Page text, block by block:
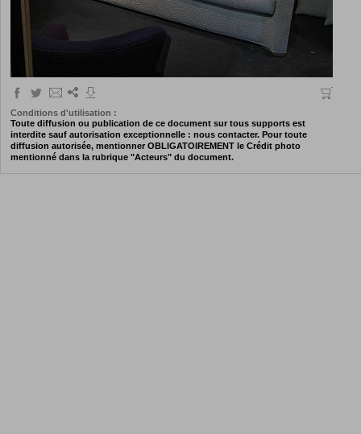
Conditions d'utilisation :
Toute diffusion ou publication de ce document sur tous supports est
interdite sauf autorisation exceptionnelle : nous contacter. Pour toute
diffusion autorisée, mentionner OBLIGATOIREMENT le Crédit photo
mentionné dans la rubrique "Acteurs" du document.